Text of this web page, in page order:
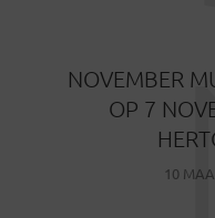
NOVEMBER
OP 7
10